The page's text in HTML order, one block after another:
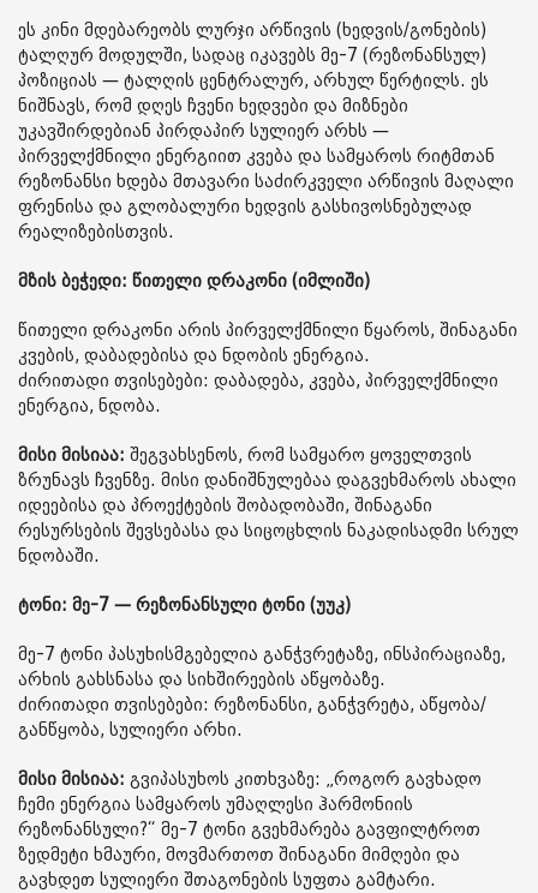
ეს კინი მდებარეობს ლურჯი არწივის (ხედვის/გონების)
ტალღურ მოდულში, სადაც იკავებს მე-7 (რეზონანსულ)
პოზიციას — ტალღის ცენტრალურ, არხულ წერტილს. ეს
ნიშნავს, რომ დღეს ჩვენი ხედვები და მიზნები
უკავშირდებიან პირდაპირ სულიერ არხს —
პირველქმნილი ენერგიით კვება და სამყაროს რიტმთან
რეზონანსი ხდება მთავარი საძირკველი არწივის მაღალი
ფრენისა და გლობალური ხედვის გასხივოსნებულად
რეალიზებისთვის.
მზის ბეჭედი: წითელი დრაკონი (იმლიში)
წითელი დრაკონი არის პირველქმნილი წყაროს, შინაგანი
კვების, დაბადებისა და ნდობის ენერგია.
ძირითადი თვისებები: დაბადება, კვება, პირველქმნილი
ენერგია, ნდობა.
მისი მისიაა: შეგვახსენოს, რომ სამყარო ყოველთვის
ზრუნავს ჩვენზე. მისი დანიშნულებაა დაგვეხმაროს ახალი
იდეებისა და პროექტების შობადობაში, შინაგანი
რესურსების შევსებასა და სიცოცხლის ნაკადისადმი სრულ
ნდობაში.
ტონი: მე-7 — რეზონანსული ტონი (უუკ)
მე-7 ტონი პასუხისმგებელია განჭვრეტაზე, ინსპირაციაზე,
არხის გახსნასა და სიხშირეების აწყობაზე.
ძირითადი თვისებები: რეზონანსი, განჭვრეტა, აწყობა/
განწყობა, სულიერი არხი.
მისი მისიაა: გვიპასუხოს კითხვაზე: „როგორ გავხადო
ჩემი ენერგია სამყაროს უმაღლესი ჰარმონიის
რეზონანსული?“ მე-7 ტონი გვეხმარება გავფილტროთ
ზედმეტი ხმაური, მოვმართოთ შინაგანი მიმღები და
გავხდეთ სულიერი შთაგონების სუფთა გამტარი.